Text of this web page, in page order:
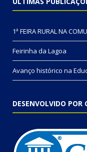
1ª FEIRA RURAL NA
Feirinha da Lagoa
Avanço histórico na
DESENVOLVIDO POR